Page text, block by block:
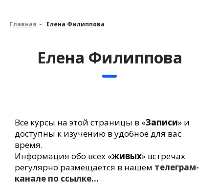
Главная Елена Филиппова
Елена Филиппова
Все курсы на этой страницы в «Записи» и
доступны к изучению в удобное для вас
время.
Информация обо всех «живых» встречах
регулярно размещается в нашем телеграм-
канале по ссылке…